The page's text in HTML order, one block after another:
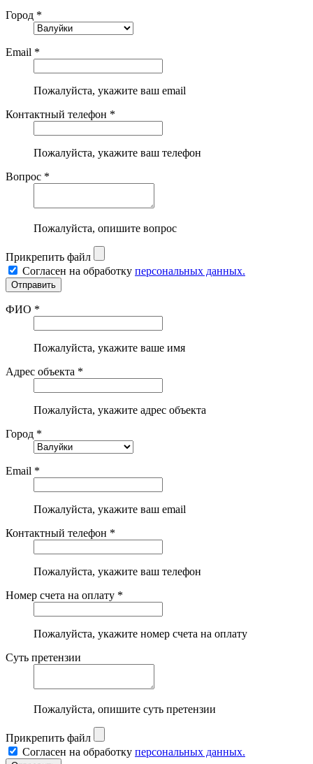
Город *
Email *
Пожалуйста, укажите ваш email
Контактный телефон *
Пожалуйста, укажите ваш телефон
Вопрос *
Пожалуйста, опишите вопрос
Прикрепить файл
Согласен на обработку персональных данных.
ФИО *
Пожалуйста, укажите ваше имя
Адрес объекта *
Пожалуйста, укажите адрес объекта
Город *
Email *
Пожалуйста, укажите ваш email
Контактный телефон *
Пожалуйста, укажите ваш телефон
Номер счета на оплату *
Пожалуйста, укажите номер счета на оплату
Суть претензии
Пожалуйста, опишите суть претензии
Прикрепить файл
Согласен на обработку персональных данных.